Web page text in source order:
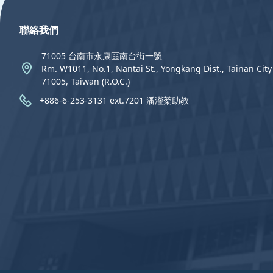
聯絡我們
71005 台南市永康區南台街一號
Rm. W1011, No.1, Nantai St., Yongkang Dist., Tainan City
71005, Taiwan (R.O.C.)
+886-6-253-3131 ext.7201 潘瀅棻助教